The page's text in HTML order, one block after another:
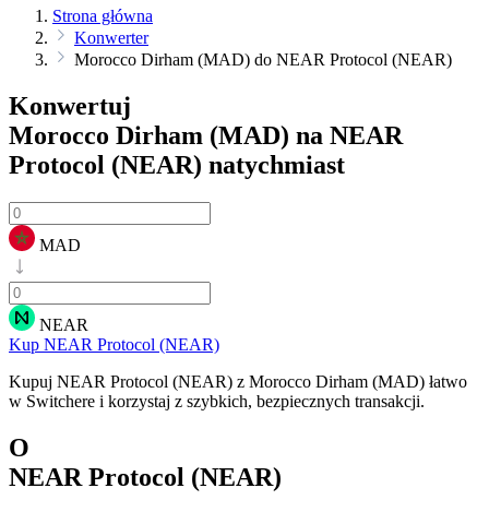
Strona główna
Konwerter
Morocco Dirham (MAD) do NEAR Protocol (NEAR)
Konwertuj
Morocco Dirham (MAD) na NEAR
Protocol (NEAR) natychmiast
MAD
NEAR
Kup NEAR Protocol (NEAR)
Kupuj NEAR Protocol (NEAR) z Morocco Dirham (MAD) łatwo
w Switchere i korzystaj z szybkich, bezpiecznych transakcji.
O
NEAR Protocol (NEAR)